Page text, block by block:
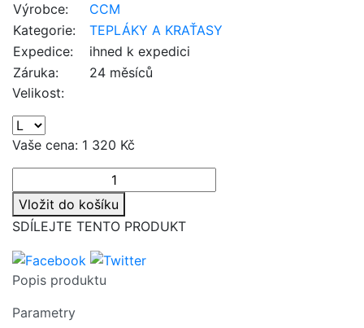
Výrobce:
CCM
Kategorie:
TEPLÁKY A KRAŤASY
Expedice:
ihned k expedici
Záruka:
24 měsíců
Velikost:
Vaše cena: 1 320 Kč
Vložit do košíku
SDÍLEJTE TENTO PRODUKT
Popis produktu
Parametry